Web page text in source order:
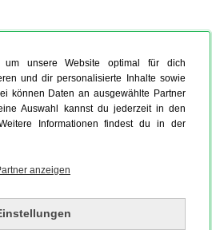
um unsere Website optimal für dich
und dir personalisierte Inhalte sowie
können Daten an ausgewählte Partner
Auswahl kannst du jederzeit in den
Informationen findest du in der
anzeigen